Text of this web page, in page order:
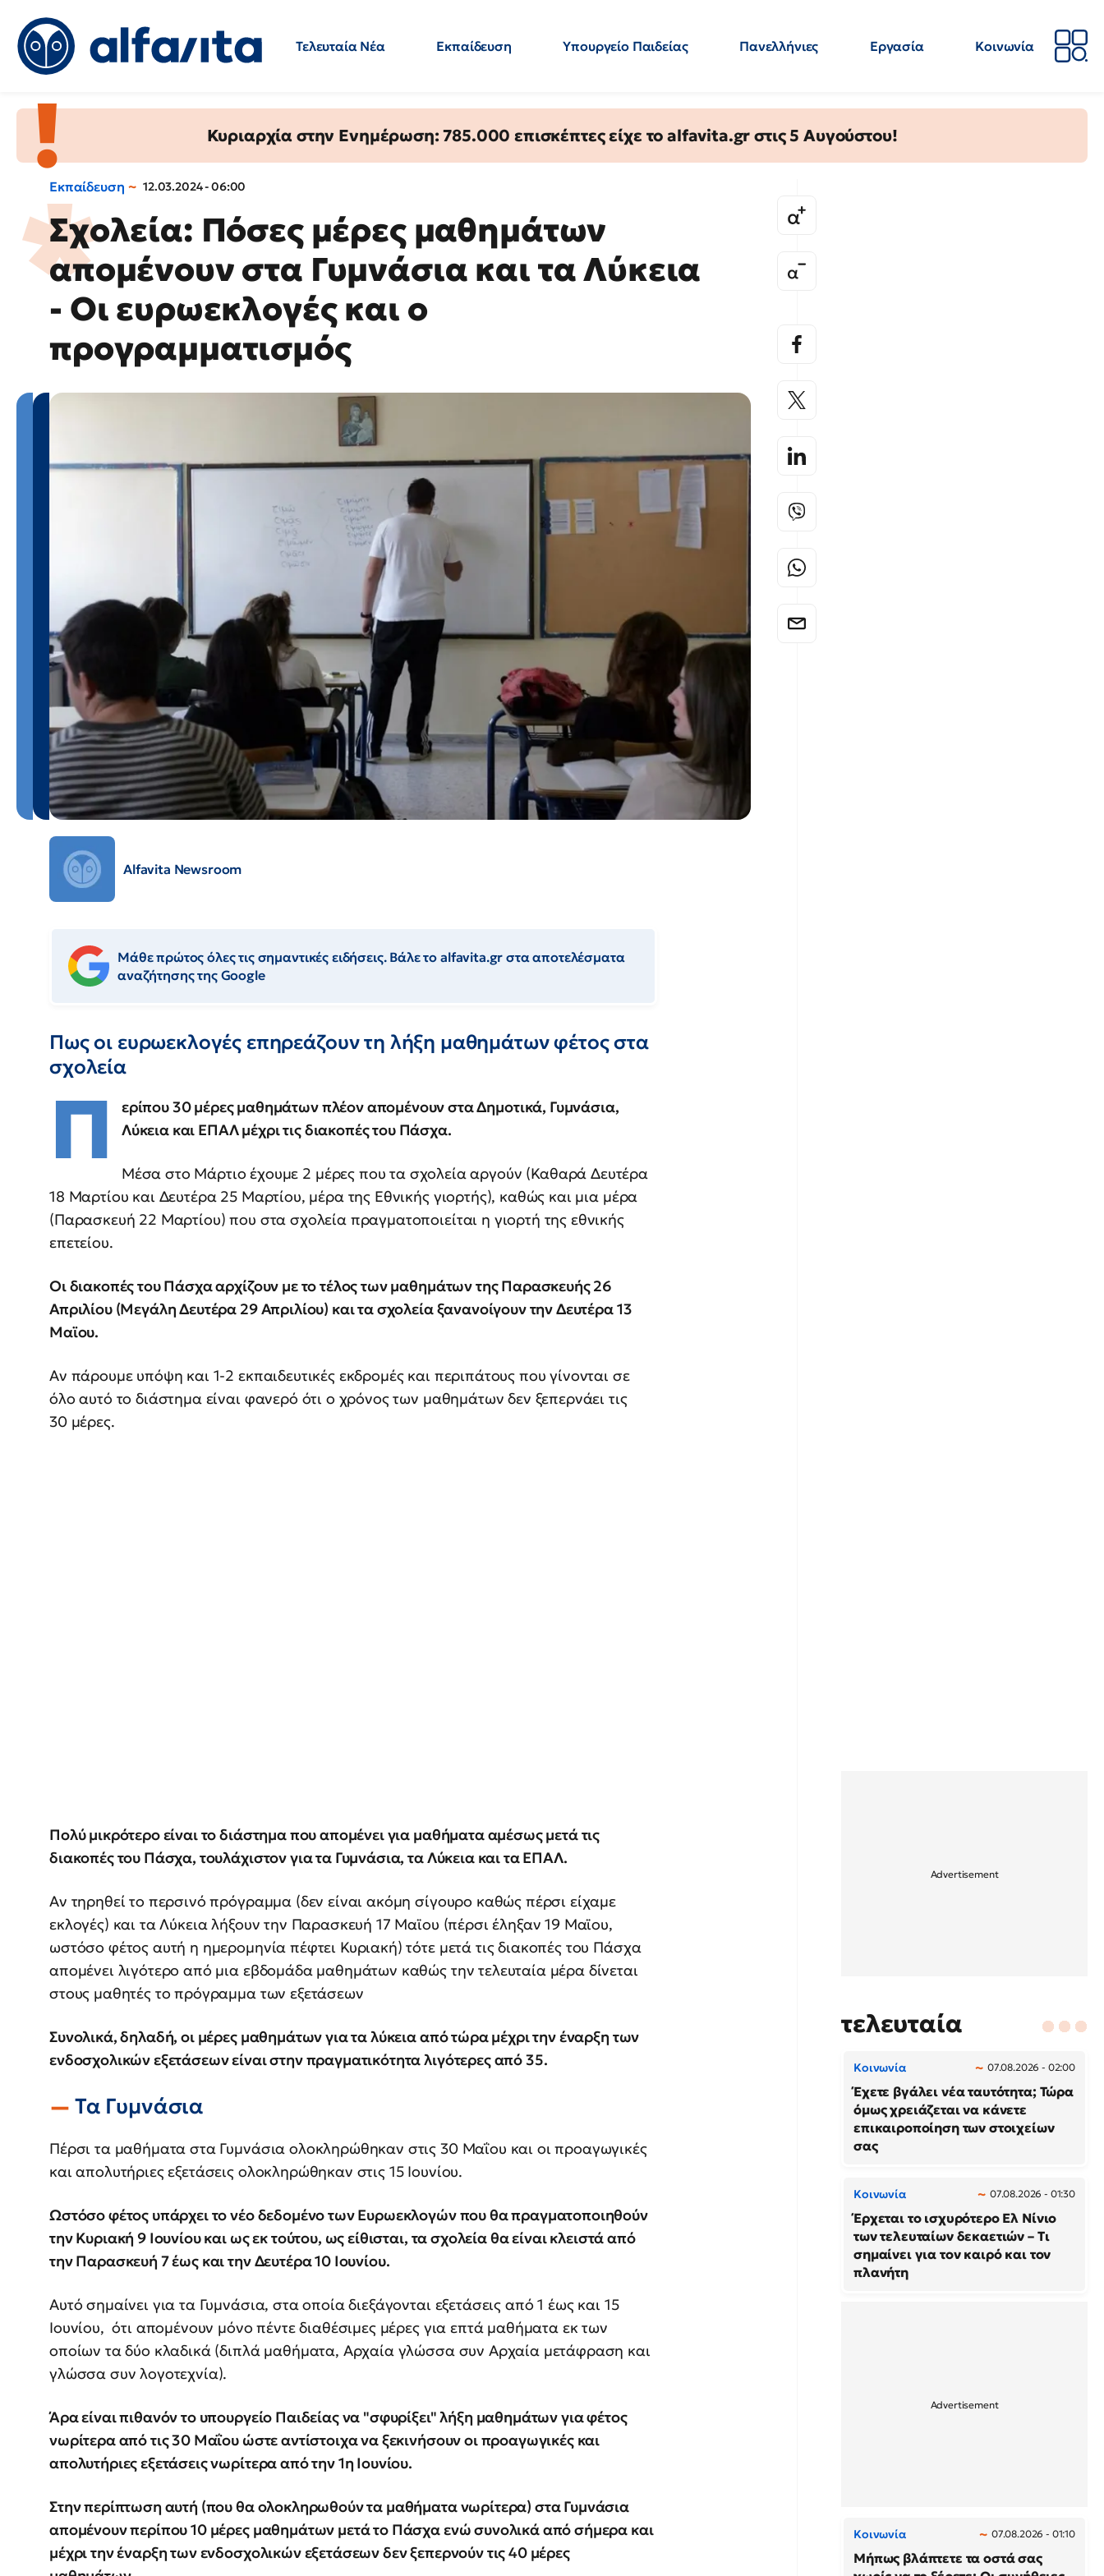
Τελευταία Νέα Εκπαίδευση Υπουργείο Παιδείας Πανελλήνιες Εργασία
Κοινωνία
Κυριαρχία στην Ενημέρωση: 785.000 επισκέπτες είχε το alfavita.gr στις 5 Αυγούστου!
Εκπαίδευση 12.03.2024 - 06:00
Σχολεία: Πόσες μέρες μαθημάτων
απομένουν στα Γυμνάσια και τα Λύκεια
- Οι ευρωεκλογές και ο
προγραμματισμός
Alfavita Newsroom
Μάθε πρώτος όλες τις σημαντικές ειδήσεις. Βάλε το alfavita.gr στα αποτελέσματα
αναζήτησης της Google
Πως οι ευρωεκλογές επηρεάζουν τη λήξη μαθημάτων φέτος στα
σχολεία
Π
ερίπου 30 μέρες μαθημάτων πλέον απομένουν στα Δημοτικά, Γυμνάσια,
Λύκεια και ΕΠΑΛ μέχρι τις διακοπές του Πάσχα.
Μέσα στο Μάρτιο έχουμε 2 μέρες που τα σχολεία αργούν (Καθαρά Δευτέρα
18 Μαρτίου και Δευτέρα 25 Μαρτίου, μέρα της Εθνικής γιορτής), καθώς και μια μέρα
(Παρασκευή 22 Μαρτίου) που στα σχολεία πραγματοποιείται η γιορτή της εθνικής
επετείου.
Οι διακοπές του Πάσχα αρχίζουν με το τέλος των μαθημάτων της Παρασκευής 26
Απριλίου (Μεγάλη Δευτέρα 29 Απριλίου) και τα σχολεία ξανανοίγουν την Δευτέρα 13
Μαϊου.
Αν πάρουμε υπόψη και 1-2 εκπαιδευτικές εκδρομές και περιπάτους που γίνονται σε
όλο αυτό το διάστημα είναι φανερό ότι ο χρόνος των μαθημάτων δεν ξεπερνάει τις
30 μέρες.
Πολύ μικρότερο είναι το διάστημα που απομένει για μαθήματα αμέσως μετά τις
διακοπές του Πάσχα, τουλάχιστον για τα Γυμνάσια, τα Λύκεια και τα ΕΠΑΛ.
Αν τηρηθεί το περσινό πρόγραμμα (δεν είναι ακόμη σίγουρο καθώς πέρσι είχαμε
εκλογές) και τα Λύκεια λήξουν την Παρασκευή 17 Μαϊου (πέρσι έληξαν 19 Μαϊου,
ωστόσο φέτος αυτή η ημερομηνία πέφτει Κυριακή) τότε μετά τις διακοπές του Πάσχα
απομένει λιγότερο από μια εβδομάδα μαθημάτων καθώς την τελευταία μέρα δίνεται
στους μαθητές το πρόγραμμα των εξετάσεων
Συνολικά, δηλαδή, οι μέρες μαθημάτων για τα λύκεια από τώρα μέχρι την έναρξη των
ενδοσχολικών εξετάσεων είναι στην πραγματικότητα λιγότερες από 35.
Τα Γυμνάσια
Πέρσι τα μαθήματα στα Γυμνάσια ολοκληρώθηκαν στις 30 Μαΐου και οι προαγωγικές
και απολυτήριες εξετάσεις ολοκληρώθηκαν στις 15 Ιουνίου.
Ωστόσο φέτος υπάρχει το νέο δεδομένο των Ευρωεκλογών που θα πραγματοποιηθούν
την Κυριακή 9 Ιουνίου και ως εκ τούτου, ως είθισται, τα σχολεία θα είναι κλειστά από
την Παρασκευή 7 έως και την Δευτέρα 10 Ιουνίου.
Αυτό σημαίνει για τα Γυμνάσια, στα οποία διεξάγονται εξετάσεις από 1 έως και 15
Ιουνίου, ότι απομένουν μόνο πέντε διαθέσιμες μέρες για επτά μαθήματα εκ των
οποίων τα δύο κλαδικά (διπλά μαθήματα, Αρχαία γλώσσα συν Αρχαία μετάφραση και
γλώσσα συν λογοτεχνία).
Άρα είναι πιθανόν το υπουργείο Παιδείας να "σφυρίξει" λήξη μαθημάτων για φέτος
νωρίτερα από τις 30 Μαΐου ώστε αντίστοιχα να ξεκινήσουν οι προαγωγικές και
απολυτήριες εξετάσεις νωρίτερα από την 1η Ιουνίου.
Στην περίπτωση αυτή (που θα ολοκληρωθούν τα μαθήματα νωρίτερα) στα Γυμνάσια
απομένουν περίπου 10 μέρες μαθημάτων μετά το Πάσχα ενώ συνολικά από σήμερα και
μέχρι την έναρξη των ενδοσχολικών εξετάσεων δεν ξεπερνούν τις 40 μέρες
τελευταία
Κοινωνία 07.08.2026 - 02:00
Έχετε βγάλει νέα ταυτότητα; Τώρα
όμως χρειάζεται να κάνετε
επικαιροποίηση των στοιχείων
σας
Κοινωνία 07.08.2026 - 01:30
Έρχεται το ισχυρότερο Ελ Νίνιο
των τελευταίων δεκαετιών – Τι
σημαίνει για τον καιρό και τον
πλανήτη
Κοινωνία 07.08.2026 - 01:10
Μήπως βλάπτετε τα οστά σας